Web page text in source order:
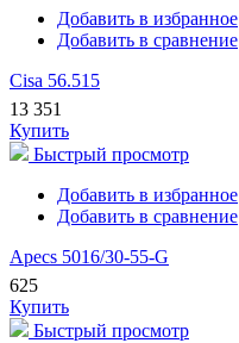
Добавить в избранное
Добавить в сравнение
Cisa 56.515
13 351
Купить
Быстрый просмотр
Добавить в избранное
Добавить в сравнение
Apecs 5016/30-55-G
625
Купить
Быстрый просмотр